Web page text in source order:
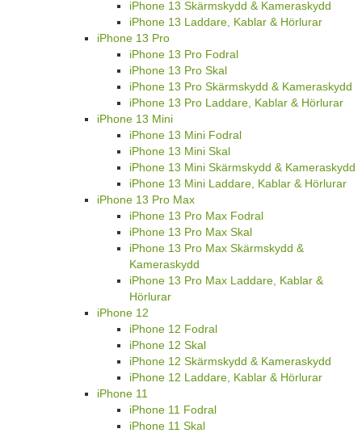
iPhone 13 Skärmskydd & Kameraskydd
iPhone 13 Laddare, Kablar & Hörlurar
iPhone 13 Pro
iPhone 13 Pro Fodral
iPhone 13 Pro Skal
iPhone 13 Pro Skärmskydd & Kameraskydd
iPhone 13 Pro Laddare, Kablar & Hörlurar
iPhone 13 Mini
iPhone 13 Mini Fodral
iPhone 13 Mini Skal
iPhone 13 Mini Skärmskydd & Kameraskydd
iPhone 13 Mini Laddare, Kablar & Hörlurar
iPhone 13 Pro Max
iPhone 13 Pro Max Fodral
iPhone 13 Pro Max Skal
iPhone 13 Pro Max Skärmskydd &
Kameraskydd
iPhone 13 Pro Max Laddare, Kablar &
Hörlurar
iPhone 12
iPhone 12 Fodral
iPhone 12 Skal
iPhone 12 Skärmskydd & Kameraskydd
iPhone 12 Laddare, Kablar & Hörlurar
iPhone 11
iPhone 11 Fodral
iPhone 11 Skal